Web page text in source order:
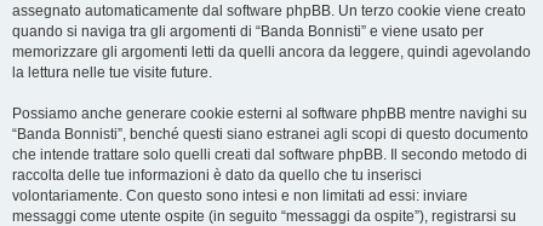
assegnato automaticamente dal software phpBB. Un terzo cookie viene creato
quando si naviga tra gli argomenti di “Banda Bonnisti” e viene usato per
memorizzare gli argomenti letti da quelli ancora da leggere, quindi agevolando
la lettura nelle tue visite future.
Possiamo anche generare cookie esterni al software phpBB mentre navighi su
“Banda Bonnisti”, benché questi siano estranei agli scopi di questo documento
che intende trattare solo quelli creati dal software phpBB. Il secondo metodo di
raccolta delle tue informazioni è dato da quello che tu inserisci
volontariamente. Con questo sono intesi e non limitati ad essi: inviare
messaggi come utente ospite (in seguito “messaggi da ospite”), registrarsi su